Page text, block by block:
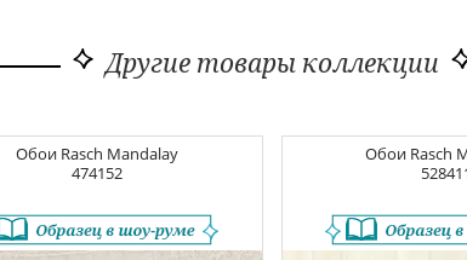
Другие товары коллекции
Обои Rasch Mandalay
474152
Обои Rasch